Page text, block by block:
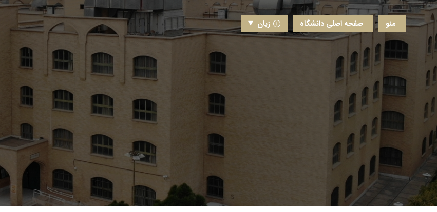
منو صفحه اصلی دانشگاه زبان